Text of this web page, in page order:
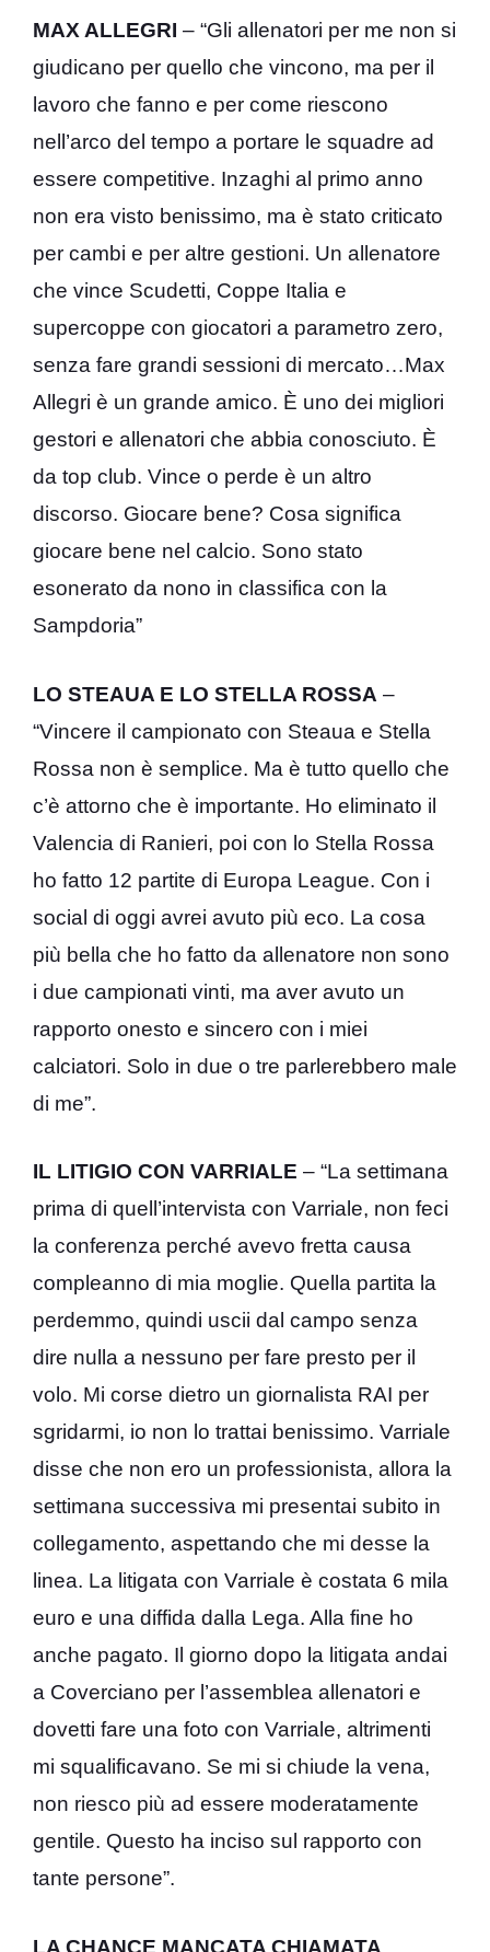
MAX ALLEGRI – “Gli allenatori per me non si
giudicano per quello che vincono, ma per il
lavoro che fanno e per come riescono
nell’arco del tempo a portare le squadre ad
essere competitive. Inzaghi al primo anno
non era visto benissimo, ma è stato criticato
per cambi e per altre gestioni. Un allenatore
che vince Scudetti, Coppe Italia e
supercoppe con giocatori a parametro zero,
senza fare grandi sessioni di mercato…Max
Allegri è un grande amico. È uno dei migliori
gestori e allenatori che abbia conosciuto. È
da top club. Vince o perde è un altro
discorso. Giocare bene? Cosa significa
giocare bene nel calcio. Sono stato
esonerato da nono in classifica con la
Sampdoria”
LO STEAUA E LO STELLA ROSSA –
“Vincere il campionato con Steaua e Stella
Rossa non è semplice. Ma è tutto quello che
c’è attorno che è importante. Ho eliminato il
Valencia di Ranieri, poi con lo Stella Rossa
ho fatto 12 partite di Europa League. Con i
social di oggi avrei avuto più eco. La cosa
più bella che ho fatto da allenatore non sono
i due campionati vinti, ma aver avuto un
rapporto onesto e sincero con i miei
calciatori. Solo in due o tre parlerebbero male
di me”.
IL LITIGIO CON VARRIALE – “La settimana
prima di quell’intervista con Varriale, non feci
la conferenza perché avevo fretta causa
compleanno di mia moglie. Quella partita la
perdemmo, quindi uscii dal campo senza
dire nulla a nessuno per fare presto per il
volo. Mi corse dietro un giornalista RAI per
sgridarmi, io non lo trattai benissimo. Varriale
disse che non ero un professionista, allora la
settimana successiva mi presentai subito in
collegamento, aspettando che mi desse la
linea. La litigata con Varriale è costata 6 mila
euro e una diffida dalla Lega. Alla fine ho
anche pagato. Il giorno dopo la litigata andai
a Coverciano per l’assemblea allenatori e
dovetti fare una foto con Varriale, altrimenti
mi squalificavano. Se mi si chiude la vena,
non riesco più ad essere moderatamente
gentile. Questo ha inciso sul rapporto con
tante persone”.
LA CHANCE MANCATA CHIAMATA